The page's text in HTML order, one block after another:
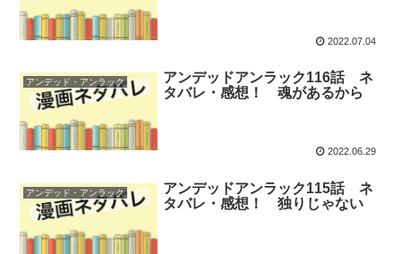
2022.07.04
アンデッド・アンラック
アンデッドアンラック116話 ネ
タバレ・感想！ 魂があるから
2022.06.29
アンデッド・アンラック
アンデッドアンラック115話 ネ
タバレ・感想！ 独りじゃない